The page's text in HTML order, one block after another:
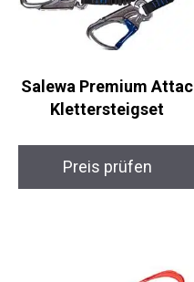
Salewa Premium Attac
Klettersteigset
Preis prüfen